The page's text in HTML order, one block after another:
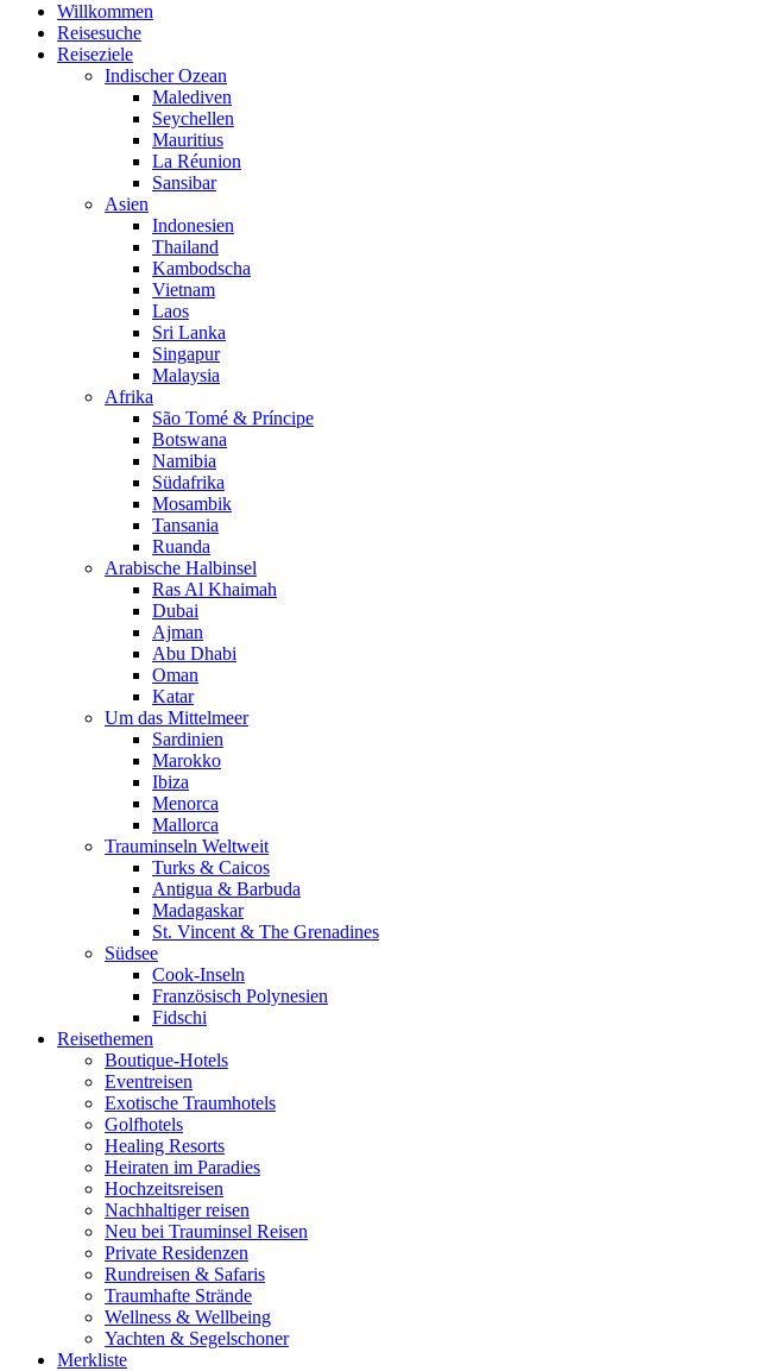
Willkommen
Reisesuche
Reiseziele
Indischer Ozean
Malediven
Seychellen
Mauritius
La Réunion
Sansibar
Asien
Indonesien
Thailand
Kambodscha
Vietnam
Laos
Sri Lanka
Singapur
Malaysia
Afrika
São Tomé & Príncipe
Botswana
Namibia
Südafrika
Mosambik
Tansania
Ruanda
Arabische Halbinsel
Ras Al Khaimah
Dubai
Ajman
Abu Dhabi
Oman
Katar
Um das Mittelmeer
Sardinien
Marokko
Ibiza
Menorca
Mallorca
Trauminseln Weltweit
Turks & Caicos
Antigua & Barbuda
Madagaskar
St. Vincent & The Grenadines
Südsee
Cook-Inseln
Französisch Polynesien
Fidschi
Reisethemen
Boutique-Hotels
Eventreisen
Exotische Traumhotels
Golfhotels
Healing Resorts
Heiraten im Paradies
Hochzeitsreisen
Nachhaltiger reisen
Neu bei Trauminsel Reisen
Private Residenzen
Rundreisen & Safaris
Traumhafte Strände
Wellness & Wellbeing
Yachten & Segelschoner
Merkliste